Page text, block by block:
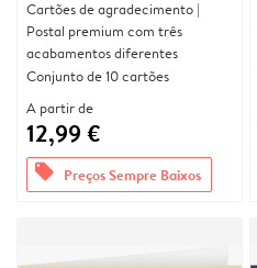
Cartões de agradecimento |
Postal premium com três
acabamentos diferentes
Conjunto de 10 cartões
A partir de
12,99 €
offers Preços Sempre Baixos